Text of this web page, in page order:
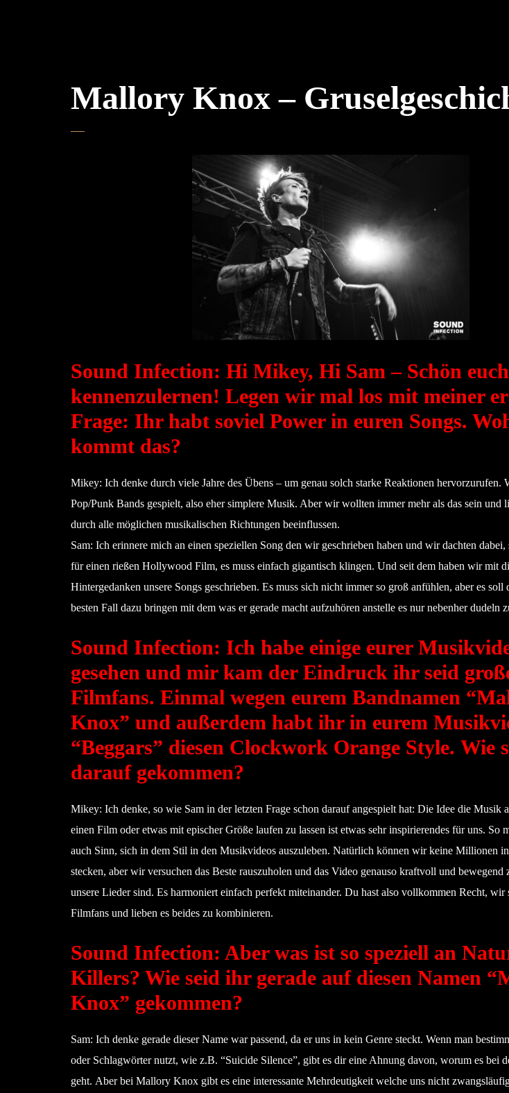
Mallory Knox –
Sound Infection: Hi Mikey, Hi Sam – Schön euch
kennenzulernen! Legen wir mal los mit meiner
Frage: Ihr habt soviel Power in euren Songs.
kommt das?
Mikey: Ich denke durch viele Jahre des Übens – um genau solch starke Reaktionen hervorzurufen.
Pop/Punk Bands gespielt, also eher simplere Musik. Aber wir wollten immer mehr als das sein und
durch alle möglichen musikalischen Richtungen beeinflussen.
Sam: Ich erinnere mich an einen speziellen Song den wir geschrieben haben und wir dachten
für einen rießen Hollywood Film, es muss einfach gigantisch klingen. Und seit dem haben wir mit
Hintergedanken unsere Songs geschrieben. Es muss sich nicht immer so groß anfühlen, aber es soll
besten Fall dazu bringen mit dem was er gerade macht aufzuhören anstelle es nur nebenher dudeln
Sound Infection: Ich habe einige eurer
gesehen und mir kam der Eindruck ihr seid
Filmfans. Einmal wegen eurem Bandnamen
Knox” und außerdem habt ihr in eurem
“Beggars” diesen Clockwork Orange Style. Wie
darauf gekommen?
Mikey: Ich denke, so wie Sam in der letzten Frage schon darauf angespielt hat: Die Idee die Musik
einen Film oder etwas mit epischer Größe laufen zu lassen ist etwas sehr inspirierendes für uns. So
auch Sinn, sich in dem Stil in den Musikvideos auszuleben. Natürlich können wir keine Millionen
stecken, aber wir versuchen das Beste rauszuholen und das Video genauso kraftvoll und bewegend
unsere Lieder sind. Es harmoniert einfach perfekt miteinander. Du hast also vollkommen Recht, wir
Filmfans und lieben es beides zu kombinieren.
Sound Infection: Aber was ist so speziell an
Killers? Wie seid ihr gerade auf diesen Namen
Knox” gekommen?
Sam: Ich denke gerade dieser Name war passend, da er uns in kein Genre steckt. Wenn man
oder Schlagwörter nutzt, wie z.B. “Suicide Silence”, gibt es dir eine Ahnung davon, worum es bei
geht. Aber bei Mallory Knox gibt es eine interessante Mehrdeutigkeit welche uns nicht